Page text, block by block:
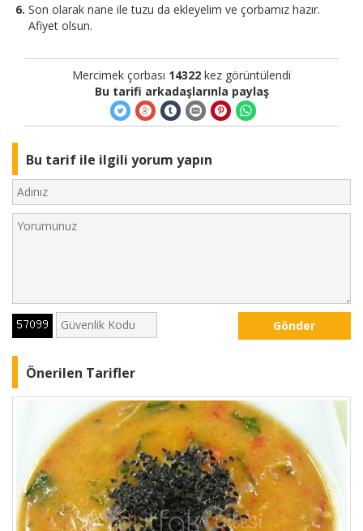
Son olarak nane ile tuzu da ekleyelim ve çorbamız hazır.
Afiyet olsun.
Mercimek çorbası 14322 kez görüntülendi
Bu tarifi arkadaşlarınla paylaş
Bu tarif ile ilgili yorum yapın
Gönder
Önerilen Tarifler